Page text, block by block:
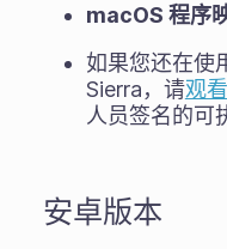
macOS 程序
如果您还在使
Sierra，请观
人员签名的可
安卓版本